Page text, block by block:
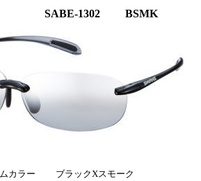
1302 BSMK
ムカラー ブラックXスモーク